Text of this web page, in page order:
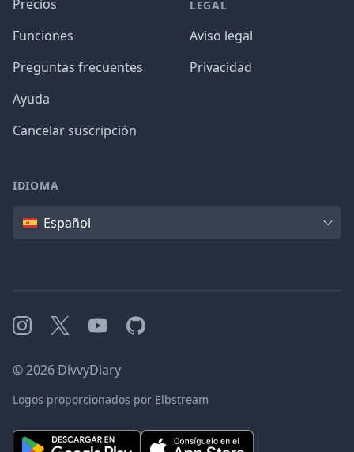
Precios
Funciones
Preguntas frecuentes
Ayuda
Cancelar suscripción
LEGAL
Aviso legal
Privacidad
IDIOMA
IdiomaEspañol
Instagram
X YouTubeGitHub
©2026 DivvyDiary
Logos proporcionados por Elbstream